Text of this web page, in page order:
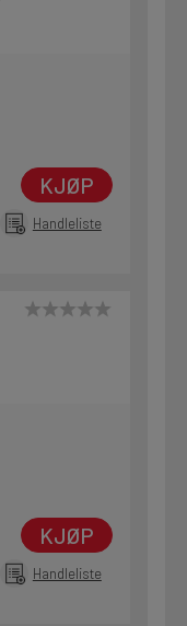
KJØP
Handleliste
KJØP
Handleliste